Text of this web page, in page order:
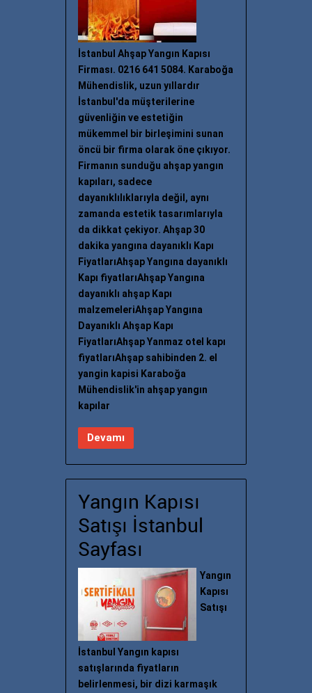
İstanbul Ahşap Yangın Kapısı
Firması. 0216 641 5084. Karaboğa
Mühendislik, uzun yıllardır
İstanbul'da müşterilerine
güvenliğin ve estetiğin
mükemmel bir birleşimini sunan
öncü bir firma olarak öne çıkıyor.
Firmanın sunduğu ahşap yangın
kapıları, sadece
dayanıklılıklarıyla değil, aynı
zamanda estetik tasarımlarıyla
da dikkat çekiyor. Ahşap 30
dakika yangına dayanıklı Kapı
FiyatlarıAhşap Yangına dayanıklı
Kapı fiyatlarıAhşap Yangına
dayanıklı ahşap Kapı
malzemeleriAhşap Yangına
Dayanıklı Ahşap Kapı
FiyatlarıAhşap Yanmaz otel kapı
fiyatlarıAhşap sahibinden 2. el
yangin kapisi Karaboğa
Mühendislik'in ahşap yangın
kapılar
Devamı
Yangın Kapısı
Satışı İstanbul
Sayfası
Yangın
Kapısı
Satışı
İstanbul Yangın kapısı
satışlarında fiyatların
belirlenmesi, bir dizi karmaşık